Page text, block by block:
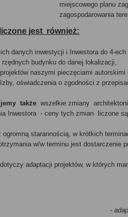
miejscowego planu
zagospodarowania
jest również:
danych inwestycji i Inwestora do 4-
rzędnych budynku do danej lokalizacji,
naszymi pieczęciami
oświadczenia o zgodności z
także wszelkie zmiany
Inwestora - ceny tych zmian liczone
ogromną starannością, w krótkich
w/w terminu jest dostarczenie
adaptacji projektów, w których
-